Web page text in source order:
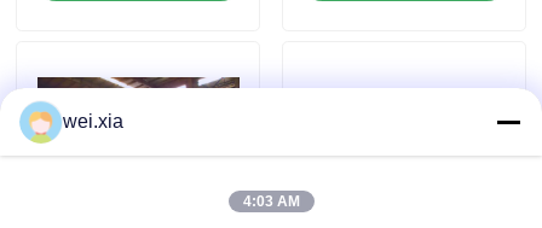
Gevallen
wei.xia
4:03 AM